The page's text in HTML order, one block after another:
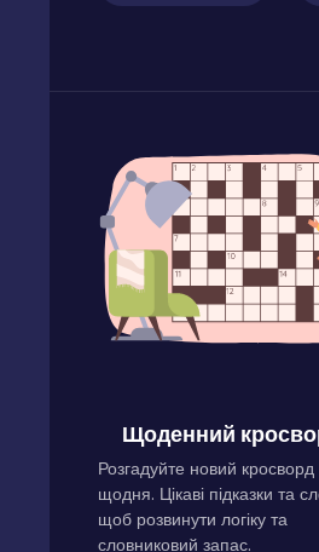
Щоденний
Розгадуйте новий кросворд
щодня. Цікаві підказки та
щоб розвинути логіку та
словниковий запас.